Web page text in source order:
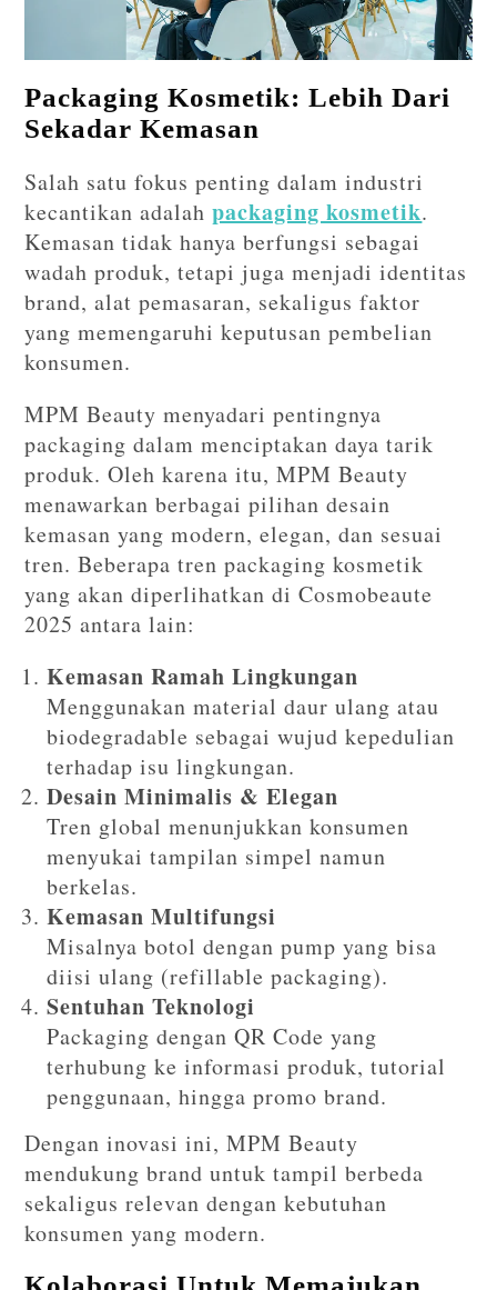
Packaging Kosmetik: Lebih Dari
Sekadar Kemasan
Salah satu fokus penting dalam industri
kecantikan adalahpackaging kosmetik.
Kemasan tidak hanya berfungsi sebagai
wadah produk, tetapi juga menjadi identitas
brand, alat pemasaran, sekaligus faktor
yang memengaruhi keputusan pembelian
konsumen.
MPM Beauty menyadari pentingnya
packaging dalam menciptakan daya tarik
produk. Oleh karena itu, MPM Beauty
menawarkan berbagai pilihan desain
kemasan yang modern, elegan, dan sesuai
tren. Beberapa tren packaging kosmetik
yang akan diperlihatkan di Cosmobeaute
2025 antara lain:
Kemasan Ramah Lingkungan
Menggunakan material daur ulang atau
biodegradable sebagai wujud kepedulian
terhadap isu lingkungan.
Desain Minimalis & Elegan
Tren global menunjukkan konsumen
menyukai tampilan simpel namun
berkelas.
Kemasan Multifungsi
Misalnya botol dengan pump yang bisa
diisi ulang (refillable packaging).
Sentuhan Teknologi
Packaging dengan QR Code yang
terhubung ke informasi produk, tutorial
penggunaan, hingga promo brand.
Dengan inovasi ini, MPM Beauty
mendukung brand untuk tampil berbeda
sekaligus relevan dengan kebutuhan
konsumen yang modern.